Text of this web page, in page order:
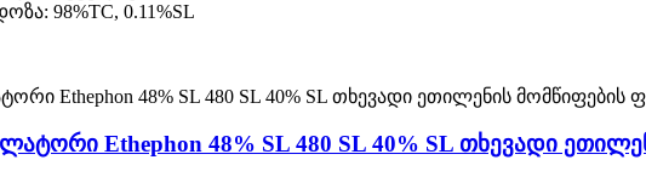
98%TC, 0.11%SL
Ethephon 48% SL 480 SL 40% SL თხევადი